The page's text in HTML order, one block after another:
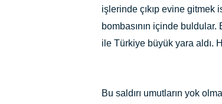
işlerinde çıkıp evine gitmek
bombasının içinde
ile Türkiye büyük yara aldı.
Bu saldırı umutların yok